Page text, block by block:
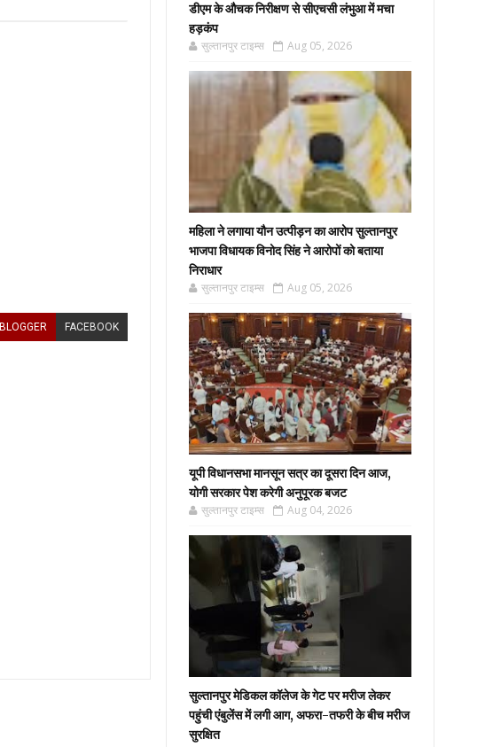
BLOGGER FACEBOOK
डीएम के औचक निरीक्षण से सीएचसी लंभुआ में मचा
हड़कंप
सुल्तानपुर टाइम्स Aug 05, 2026
महिला ने लगाया यौन उत्पीड़न का आरोप सुल्तानपुर
भाजपा विधायक विनोद सिंह ने आरोपों को बताया
निराधार
सुल्तानपुर टाइम्स Aug 05, 2026
यूपी विधानसभा मानसून सत्र का दूसरा दिन आज,
योगी सरकार पेश करेगी अनुपूरक बजट
सुल्तानपुर टाइम्स Aug 04, 2026
सुल्तानपुर मेडिकल कॉलेज के गेट पर मरीज लेकर
पहुंची एंबुलेंस में लगी आग, अफरा-तफरी के बीच मरीज
सुरक्षित